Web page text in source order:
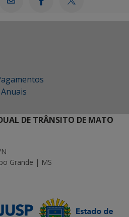
DE TRÂNSITO DE MATO
Grande | MS